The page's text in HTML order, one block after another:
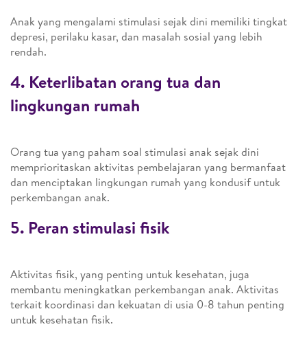
Anak yang mengalami stimulasi sejak dini memiliki tingkat
depresi, perilaku kasar, dan masalah sosial yang lebih
rendah.
4. Keterlibatan orang tua dan
lingkungan rumah
Orang tua yang paham soal stimulasi anak sejak dini
memprioritaskan aktivitas pembelajaran yang bermanfaat
dan menciptakan lingkungan rumah yang kondusif untuk
perkembangan anak.
5. Peran stimulasi fisik
Aktivitas fisik, yang penting untuk kesehatan, juga
membantu meningkatkan perkembangan anak. Aktivitas
terkait koordinasi dan kekuatan di usia 0-8 tahun penting
untuk kesehatan fisik.